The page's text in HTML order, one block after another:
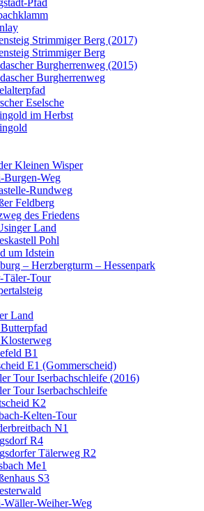
Pfad
Strimmiger Berg (2017)
Strimmiger Berg
Burgherrenweg (2015)
Burgherrenweg
Eselsche
im Herbst
Kleinen Wisper
Burgen-Weg
Rundweg
Feldberg
des Friedens
Land
Pohl
um Idstein
– Herzbergturm – Hessenpark
Täler-Tour
Land
B1
E1 (Gommerscheid)
Tour Iserbachschleife (2016)
Tour Iserbachschleife
K2
Kelten-Tour
N1
R4
Tälerweg R2
Me1
S3
Wäller-Weiher-Weg